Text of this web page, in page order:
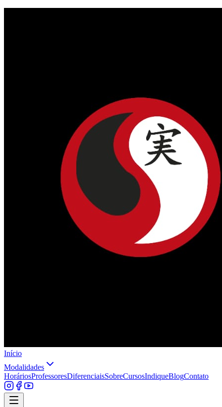
Início
Modalidades
HoráriosProfessoresDiferenciaisSobreCursosIndiqueBlogContato